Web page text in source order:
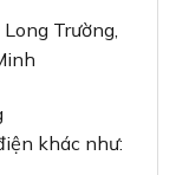
Trường,
khác như: